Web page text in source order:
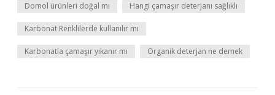
Domol ürünleri doğal mı Hangi çamaşır deterjanı sağlıklı
Karbonat Renklilerde kullanılır mı
Karbonatla çamaşır yıkanır mı Organik deterjan ne demek